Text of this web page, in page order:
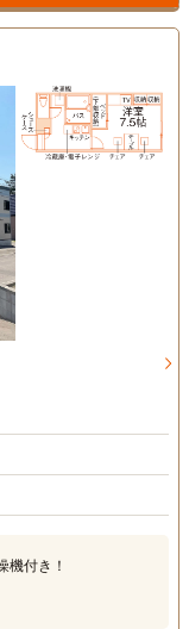
付き！